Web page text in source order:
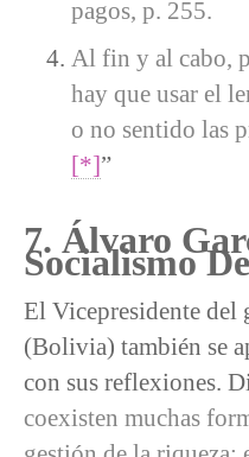
pagos, p. 255.
Al fin y al cabo,
hay que usar el
o no sentido las
[*]”
7. Álvaro
Socialismo
El Vicepresidente del
(Bolivia) también se
con sus reflexiones.
coexisten muchas